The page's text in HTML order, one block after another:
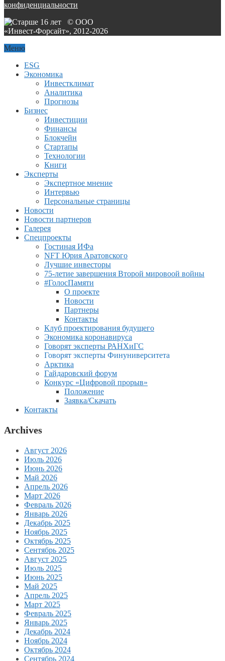
конфиденциальности
© ООО
«Инвест-Форсайт», 2012-2026
Меню
ESG
Экономика
Инвестклимат
Аналитика
Прогнозы
Бизнес
Инвестиции
Финансы
Блокчейн
Стартапы
Технологии
Книги
Эксперты
Экспертное мнение
Интервью
Персональные страницы
Новости
Новости партнеров
Галерея
Спецпроекты
Гостиная ИФа
NFT Юрия Аратовского
Лучшие инвесторы
75-летие завершения Второй мировоой войны
#ГолосПамяти
О проекте
Новости
Партнеры
Контакты
Клуб проектирования будущего
Экономика коронавируса
Говорят эксперты РАНХиГС
Говорят эксперты Финуниверситета
Арктика
Гайдаровский форум
Конкурс «Цифровой прорыв»
Положение
Заявка/Скачать
Контакты
Archives
Август 2026
Июль 2026
Июнь 2026
Май 2026
Апрель 2026
Март 2026
Февраль 2026
Январь 2026
Декабрь 2025
Ноябрь 2025
Октябрь 2025
Сентябрь 2025
Август 2025
Июль 2025
Июнь 2025
Май 2025
Апрель 2025
Март 2025
Февраль 2025
Январь 2025
Декабрь 2024
Ноябрь 2024
Октябрь 2024
Сентябрь 2024